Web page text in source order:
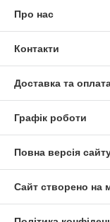
Відновіть зовнішній
(2006-2015)
Про нас
Контакти
Доставка та
Графік роботи
Повна версія
Сайт створено на